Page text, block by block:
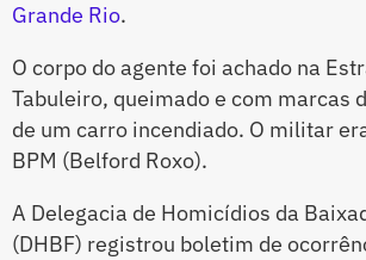
Grande Rio.
O corpo do agente foi achado na
Tabuleiro, queimado e com marcas
de um carro incendiado. O militar
BPM (Belford Roxo).
A Delegacia de Homicídios da
(DHBF) registrou boletim de